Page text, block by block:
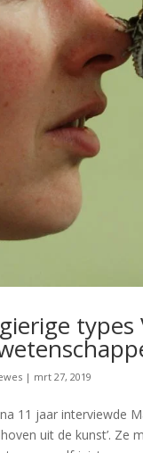
| mrt 27, 2019
11 jaar interviewde
uit de kunst’.